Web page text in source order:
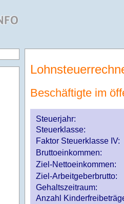
Beschäftigte im
Steuerjahr:
Steuerklasse:
Faktor Steuerklasse IV:
Bruttoeinkommen:
Ziel-Nettoeinkommen:
Ziel-Arbeitgeberbrutto:
Gehaltszeitraum:
Anzahl